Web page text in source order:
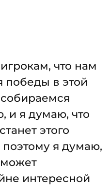
что нам
победы в этой
и я думаю, что
этого
я думаю,
может
интересной